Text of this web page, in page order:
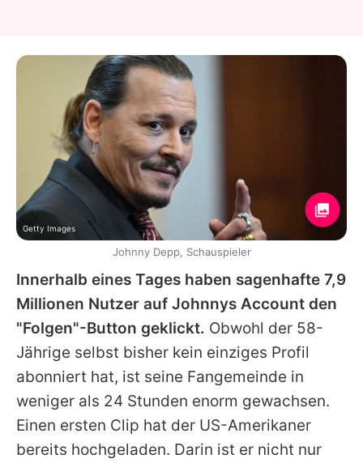
Innerhalb eines Tages haben sagenhafte 7,9
Millionen Nutzer auf Johnnys Account den
"Folgen"-Button geklickt. Obwohl der 58-
Jährige selbst bisher kein einziges Profil
abonniert hat, ist seine Fangemeinde in
weniger als 24 Stunden enorm gewachsen.
Einen ersten Clip hat der US-Amerikaner
bereits hochgeladen. Darin ist er nicht nur
Getty Images
Johnny Depp, Schauspieler